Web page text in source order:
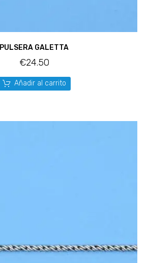
PULSERA GALETTA
€24.50
Añadir al carrito